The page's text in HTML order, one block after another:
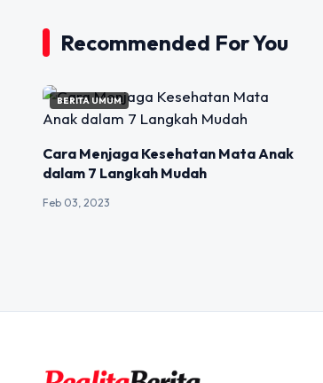
Recommended For You
BERITA UMUM
Cara Menjaga Kesehatan Mata Anak
dalam 7 Langkah Mudah
Feb 03, 2023